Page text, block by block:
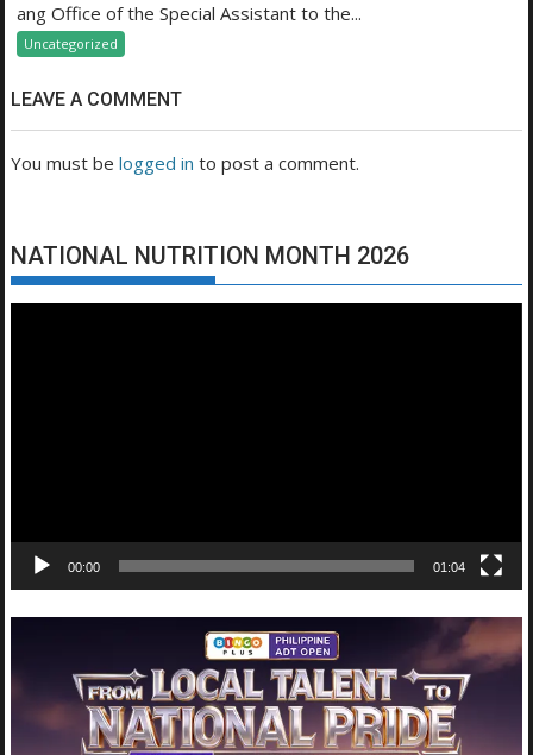
ang Office of the Special Assistant to the...
Uncategorized
LEAVE A COMMENT
You must belogged in to post a comment.
NATIONAL NUTRITION MONTH 2026
00:00 01:04